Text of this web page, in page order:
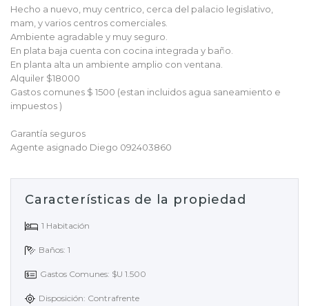
Hecho a nuevo, muy centrico, cerca del palacio legislativo,
mam, y varios centros comerciales.
Ambiente agradable y muy seguro.
En plata baja cuenta con cocina integrada y baño.
En planta alta un ambiente amplio con ventana.
Alquiler $18000
Gastos comunes $ 1500 (estan incluidos agua saneamiento e
impuestos )
Garantía seguros
Agente asignado Diego 092403860
Características de la propiedad
1 Habitación
Baños: 1
Gastos Comunes: $U 1.500
Disposición: Contrafrente